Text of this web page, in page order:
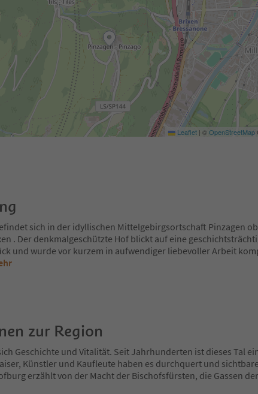
Leaflet | ©OpenStreetMap
sich in der idyllischen Mittelgebirgsortschaft Pinzagen
. Der denkmalgeschützte Hof blickt auf eine
und wurde vor kurzem in aufwendiger liebevoller Arbeit
zur Region
Geschichte und Vitalität. Seit Jahrhunderten ist dieses Tal
Künstler und Kaufleute haben es durchquert und
erzählt von der Macht der Bischofsfürsten, die Gassen